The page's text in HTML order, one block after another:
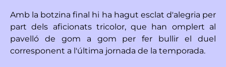
Amb la botzina final hi ha hagut esclat d'alegria per
part dels aficionats tricolor, que han omplert al
pavelló de gom a gom per fer bullir el duel
corresponent a l'última jornada de la temporada.